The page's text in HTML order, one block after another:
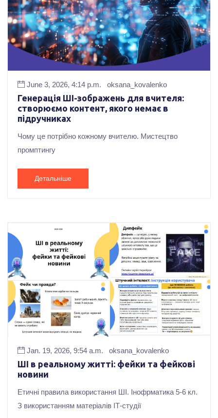
June 3, 2026, 4:14 p.m. oksana_kovalenko
Генерація ШІ-зображень для вчителя:
створюємо контент, якого немає в
підручниках
Чому це потрібно кожному вчителю. Мистецтво
промптингу
Детальніше
Jan. 19, 2026, 9:54 a.m. oksana_kovalenko
ШІ в реальному житті: фейки та фейкові
новини
Етичні правила використання ШІ. Інофрматика 5-6 кл.
З використанням матеріалів ІТ-студії